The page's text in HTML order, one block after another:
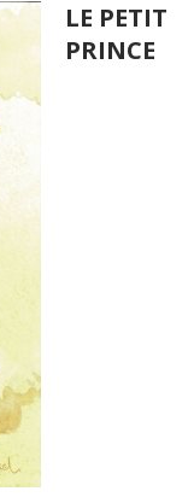
LE PETIT
PRINCE